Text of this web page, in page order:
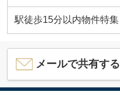
駅徒歩15分以内物件特集
メールで共有する